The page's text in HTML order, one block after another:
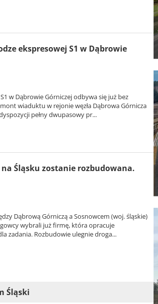
ekspresowej S1 w Dąbrowie
w Dąbrowie Górniczej odbywa się już bez
wiaduktu w rejonie węzła Dąbrowa Górnicza
pełny dwupasowy pr...
Śląsku zostanie rozbudowana.
Dąbrową Górniczą a Sosnowcem (woj. śląskie)
wybrali już firmę, która opracuje
zadania. Rozbudowie ulegnie droga...
Śląski